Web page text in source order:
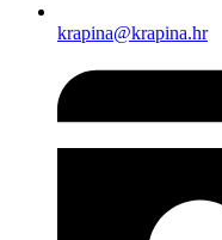
krapina@krapina.hr